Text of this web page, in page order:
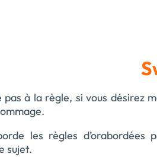
pas à la règle, si vous désirez
les règles
sujet.